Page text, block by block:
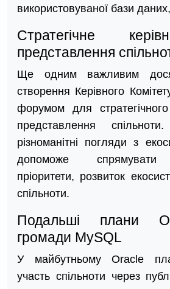
використовуваної бази
Стратегічне
представлення
Ще одним важливим
створення Керівного
форумом для
представлення
різноманітні погляди з
допоможе спрямувати
пріоритети, розвиток
спільноти.
Подальші плани
громади MySQL
У майбутньому Oracle
участь спільноти через